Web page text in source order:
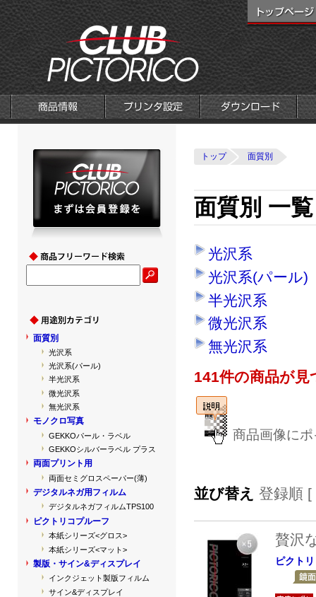
トップ 面質別
面質別 一覧
光沢系
光沢系(パール)
半光沢系
微光沢系
無光沢系
141件の商品が
商品画像に
並び替え 登録順 [
贅沢
ピクト
面質別
光沢系
光沢系(パール)
半光沢系
微光沢系
無光沢系
モノクロ写真
GEKKOパール・ラベル
GEKKOシルバーラベル プラス
両面プリント用
両面セミグロスペーパー(薄)
デジタルネガ用フィルム
デジタルネガフィルムTPS100
ピクトリコプルーフ
本紙シリーズ<グロス>
本紙シリーズ<マット>
製版・サイン&ディスプレイ
インクジェット製版フィルム
サイン&ディスプレイ